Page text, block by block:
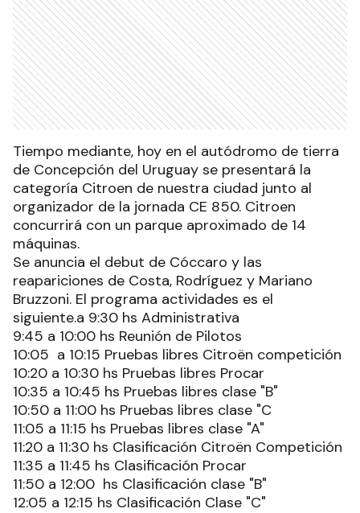
Tiempo mediante, hoy en el autódromo de tierra
de Concepción del Uruguay se presentará la
categoría Citroen de nuestra ciudad junto al
organizador de la jornada CE 850. Citroen
concurrirá con un parque aproximado de 14
máquinas.
Se anuncia el debut de Cóccaro y las
reapariciones de Costa, Rodríguez y Mariano
Bruzzoni. El programa actividades es el
siguiente.a 9:30 hs Administrativa
9:45 a 10:00 hs Reunión de Pilotos
10:05 a 10:15 Pruebas libres Citroën competición
10:20 a 10:30 hs Pruebas libres Procar
10:35 a 10:45 hs Pruebas libres clase "B"
10:50 a 11:00 hs Pruebas libres clase "C
11:05 a 11:15 hs Pruebas libres clase "A"
11:20 a 11:30 hs Clasificación Citroën Competición
11:35 a 11:45 hs Clasificación Procar
11:50 a 12:00 hs Clasificación clase "B"
12:05 a 12:15 hs Clasificación Clase "C"